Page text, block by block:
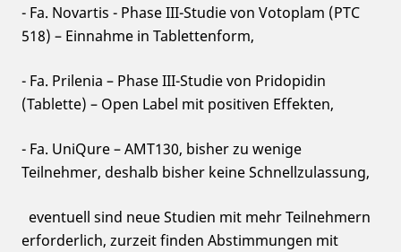
- Fa. Novartis - Phase III-Studie von Votoplam (PTC
518) – Einnahme in Tablettenform,
- Fa. Prilenia – Phase III-Studie von Pridopidin
(Tablette) – Open Label mit positiven Effekten,
- Fa. UniQure – AMT130, bisher zu wenige
Teilnehmer, deshalb bisher keine Schnellzulassung,
eventuell sind neue Studien mit mehr Teilnehmern
erforderlich, zurzeit finden Abstimmungen mit